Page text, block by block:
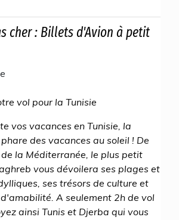
cher : Billets d'Avion à petit
vol pour la Tunisie
vos vacances en Tunisie, la
des vacances au soleil ! De
la Méditerranée, le plus petit
vous dévoilera ses plages et
ses trésors de culture et
A seulement 2h de vol
ainsi Tunis et Djerba qui vous